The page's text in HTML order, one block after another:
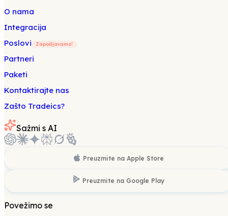
O nama
Integracija
Poslovi
Zapošljavamo!
Partneri
Paketi
Kontaktirajte nas
Zašto Tradeics?
Sažmi s AI
Preuzmite na Apple Store
Preuzmite na Google Play
Povežimo se